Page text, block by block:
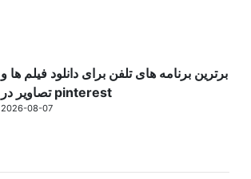
برترین برنامه های تلفن برای دانلود فیلم ها و
تصاویر در pinterest
2026-08-07